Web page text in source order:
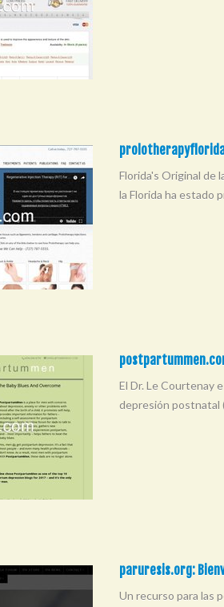
Florida's Original de
la Florida ha estado
El Dr. Le Courtenay
depresión postnatal
paruresis.org:
Un recurso para las